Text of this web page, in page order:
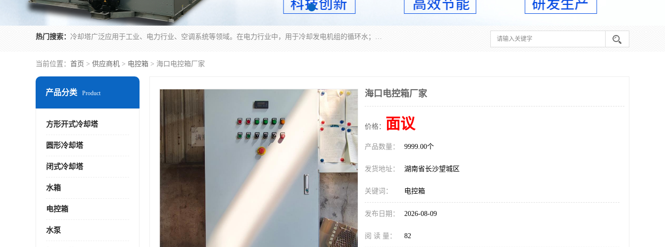
热门搜索： 冷却塔广泛应用于工业、电力行业、空调系统等领域。在电力行业中，用于冷却发电机组的循环水；在工业生产中，如化工、冶金等行业，可降低生产过程中产生的热量；在空调系统中，为空调设备提供冷却水源
当前位置： 首页 > 供应商机 > 电控箱 > 海口电控箱厂家
产品分类 Product
方形开式冷却塔
圆形冷却塔
闭式冷却塔
水箱
电控箱
水泵
海口电控箱厂家
价格： 面议
产品数量： 9999.00个
发货地址： 湖南省长沙望城区
关键词： 电控箱
发布日期： 2026-08-09
阅 读 量： 82